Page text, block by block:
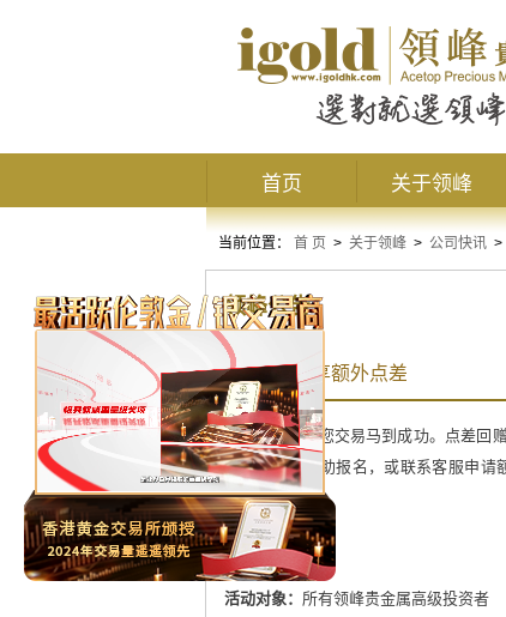
首页 关于领峰
当前位置： 首 页 > 关于领峰 > 公司快讯 >
领峰公告
2月注资尊享额外点差
新春巨惠，助您交易马到成功。点差回
账号内余额自助报名，或联系客服申请
限。
活动对象： 所有领峰贵金属高级投资者